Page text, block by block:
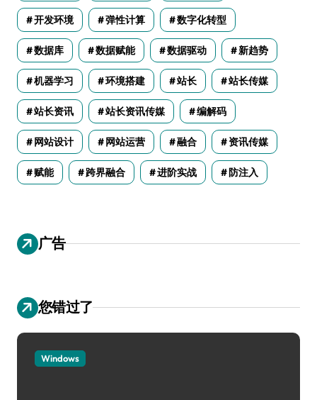
开发环境 弹性计算 数字化转型
数据库 数据赋能 数据驱动 新趋势
机器学习 环境搭建 站长 站长传媒
站长资讯 站长资讯传媒 编解码
网站设计 网站运营 融合 资讯传媒
赋能 跨界融合 进阶实战 防注入
广告
您错过了
Windows